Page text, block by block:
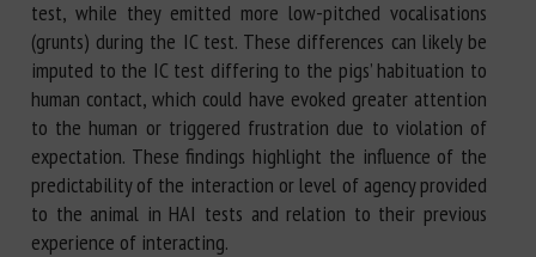
test, while they emitted more low-pitched vocalisations
(grunts) during the IC test. These differences can likely be
imputed to the IC test differing to the pigs’ habituation to
human contact, which could have evoked greater attention
to the human or triggered frustration due to violation of
expectation. These findings highlight the influence of the
predictability of the interaction or level of agency provided
to the animal in HAI tests and relation to their previous
experience of interacting.